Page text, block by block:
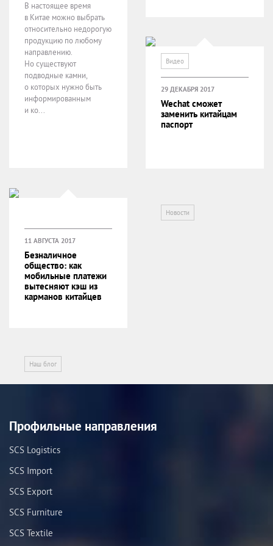
В настоящее время
в Китае можно выбрать
относительно недорогую
продукцию по любому
направлению.
Но существуют
подводные камни,
о которых нужно быть
информированным
и ко...
Видео
Новости
29 ДЕКАБРЯ 2017
Wechat сможет
заменить китайцам
паспорт
Наш блог
11 АВГУСТА 2017
Безналичное
общество: как
мобильные платежи
вытесняют кэш из
карманов китайцев
Профильные направления
SCS Logistics
SCS Import
SCS Export
SCS Furniture
SCS Textile